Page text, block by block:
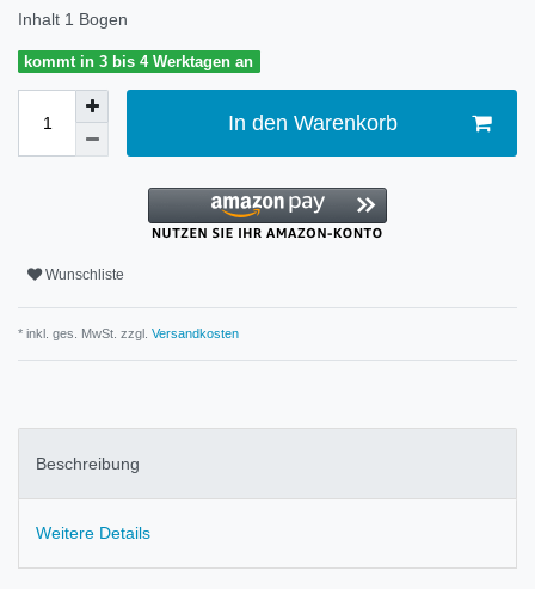
Inhalt 1 Bogen
kommt in 3 bis 4 Werktagen an
In den Warenkorb
Wunschliste
* inkl. ges. MwSt. zzgl. Versandkosten
Beschreibung
Weitere Details